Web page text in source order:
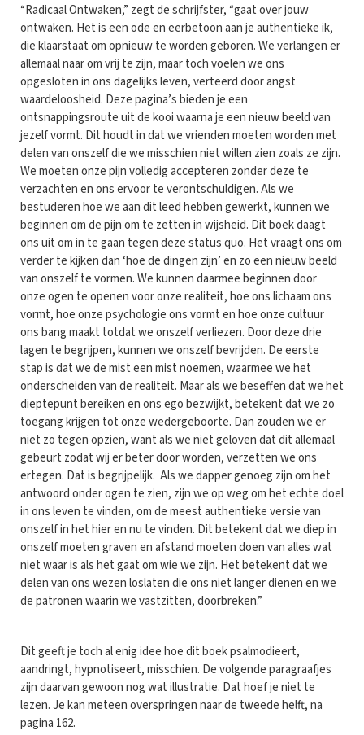
“Radicaal Ontwaken,” zegt de schrijfster, “gaat over jouw
ontwaken. Het is een ode en eerbetoon aan je authentieke ik,
die klaarstaat om opnieuw te worden geboren. We verlangen er
allemaal naar om vrij te zijn, maar toch voelen we ons
opgesloten in ons dagelijks leven, verteerd door angst
waardeloosheid. Deze pagina’s bieden je een
ontsnappingsroute uit de kooi waarna je een nieuw beeld van
jezelf vormt. Dit houdt in dat we vrienden moeten worden met
delen van onszelf die we misschien niet willen zien zoals ze zijn.
We moeten onze pijn volledig accepteren zonder deze te
verzachten en ons ervoor te verontschuldigen. Als we
bestuderen hoe we aan dit leed hebben gewerkt, kunnen we
beginnen om de pijn om te zetten in wijsheid. Dit boek daagt
ons uit om in te gaan tegen deze status quo. Het vraagt ons om
verder te kijken dan ‘hoe de dingen zijn’ en zo een nieuw beeld
van onszelf te vormen. We kunnen daarmee beginnen door
onze ogen te openen voor onze realiteit, hoe ons lichaam ons
vormt, hoe onze psychologie ons vormt en hoe onze cultuur
ons bang maakt totdat we onszelf verliezen. Door deze drie
lagen te begrijpen, kunnen we onszelf bevrijden. De eerste
stap is dat we de mist een mist noemen, waarmee we het
onderscheiden van de realiteit. Maar als we beseffen dat we het
dieptepunt bereiken en ons ego bezwijkt, betekent dat we zo
toegang krijgen tot onze wedergeboorte. Dan zouden we er
niet zo tegen opzien, want als we niet geloven dat dit allemaal
gebeurt zodat wij er beter door worden, verzetten we ons
ertegen. Dat is begrijpelijk. Als we dapper genoeg zijn om het
antwoord onder ogen te zien, zijn we op weg om het echte doel
in ons leven te vinden, om de meest authentieke versie van
onszelf in het hier en nu te vinden. Dit betekent dat we diep in
onszelf moeten graven en afstand moeten doen van alles wat
niet waar is als het gaat om wie we zijn. Het betekent dat we
delen van ons wezen loslaten die ons niet langer dienen en we
de patronen waarin we vastzitten, doorbreken.”
Dit geeft je toch al enig idee hoe dit boek psalmodieert,
aandringt, hypnotiseert, misschien. De volgende paragraafjes
zijn daarvan gewoon nog wat illustratie. Dat hoef je niet te
lezen. Je kan meteen overspringen naar de tweede helft, na
pagina 162.